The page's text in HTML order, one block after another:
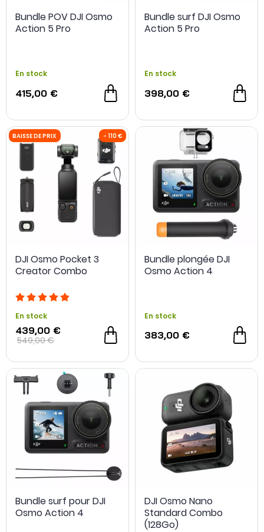
Bundle POV DJI Osmo
Action 5 Pro
En stock
415,00 €
Bundle surf DJI Osmo
Action 5 Pro
En stock
398,00 €
DJI Osmo Pocket 3
Creator Combo
En stock
439,00 €
549,00 €
Bundle plongée DJI
Osmo Action 4
En stock
383,00 €
Bundle surf pour DJI
Osmo Action 4
DJI Osmo Nano
Standard Combo
(128Go)